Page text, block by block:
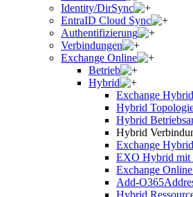
Identity/DirSync
EntraID Cloud Sync
Authentifizierung
Verbindungen
Exchange Online
Betrieb
Hybrid
Exchange
Hybrid
Hybrid
Hybrid
Exchange
EXO Hybrid mit
Exchange
Add-